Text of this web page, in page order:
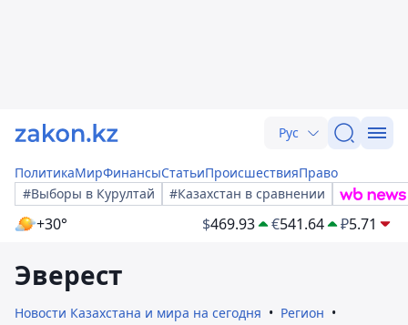
Рус
ПолитикаМирФинансыСтатьиПроисшествияПраво
#Выборы в Курултай
#Казахстан в сравнении
+30° $469.93 €541.64 ₽5.71
Эверест
Новости Казахстана и мира на сегодня
Регион